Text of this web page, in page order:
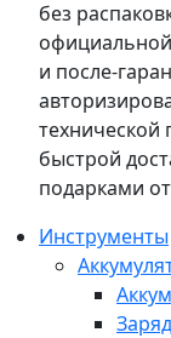
без
и после-
технической
быстрой
подарками
Инструменты